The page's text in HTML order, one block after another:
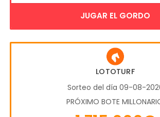
JUGAR EL GORDO
LOTOTURF
Sorteo del día 09-08-
PRÓXIMO BOTE